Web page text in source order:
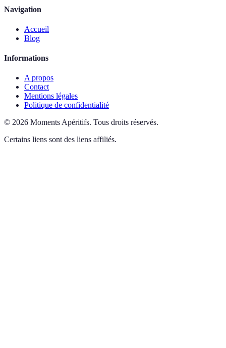
Navigation
Accueil
Blog
Informations
A propos
Contact
Mentions légales
Politique de confidentialité
© 2026 Moments Apéritifs. Tous droits réservés.
Certains liens sont des liens affiliés.